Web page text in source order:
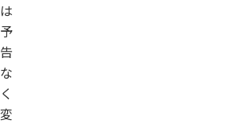
は
予
告
な
く
変